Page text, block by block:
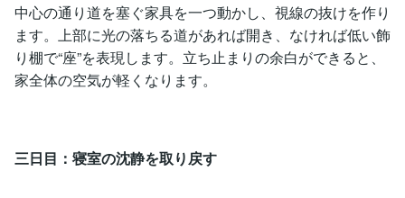
中心の通り道を塞ぐ家具を一つ動かし、視線の抜けを作り
ます。上部に光の落ちる道があれば開き、なければ低い飾
り棚で“座”を表現します。立ち止まりの余白ができると、
家全体の空気が軽くなります。
三日目：寝室の沈静を取り戻す